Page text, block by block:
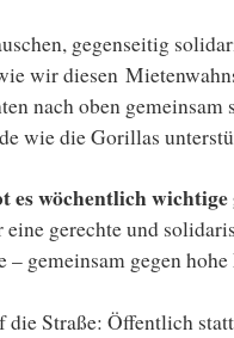
gegenseitig
wir diesen
nach oben gemeinsam
wie die Gorillas
es wöchentlich
gerechte und
– gemeinsam gegen
die Straße: Öffentlich